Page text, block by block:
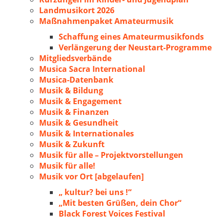
Landmusikort 2026
Maßnahmenpaket Amateurmusik
Schaffung eines Amateurmusikfonds
Verlängerung der Neustart-Programme
Mitgliedsverbände
Musica Sacra International
Musica-Datenbank
Musik & Bildung
Musik & Engagement
Musik & Finanzen
Musik & Gesundheit
Musik & Internationales
Musik & Zukunft
Musik für alle – Projektvorstellungen
Musik für alle!
Musik vor Ort [abgelaufen]
„ kultur? bei uns !“
„Mit besten Grüßen, dein Chor“
Black Forest Voices Festival